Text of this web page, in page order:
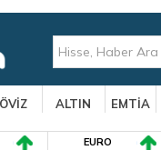
ALTIN EMTİA
EURO